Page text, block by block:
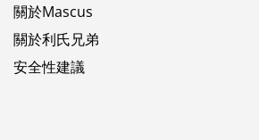
關於Mascus
關於利氏兄弟
安全性建議